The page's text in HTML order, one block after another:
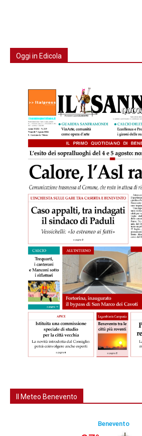
Oggi in Edicola
Il Meteo Benevento